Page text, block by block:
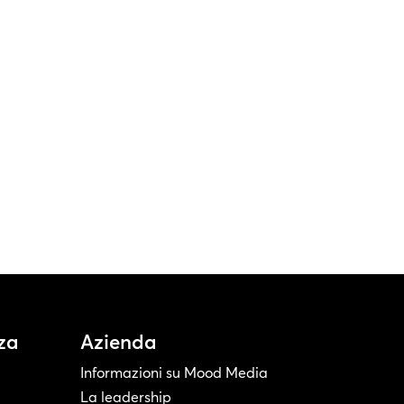
Azienda
Informazioni su Mood Media
La leadership